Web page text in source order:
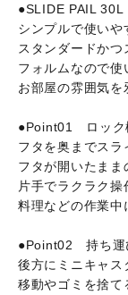
●SLIDE PAIL 30L
シンプルで使いや
スタンダードかつ
フォルムなので使
お部屋の雰囲気を
●Point01 ロック
フタを奥までスラ
フタが開いたま
片手でラクラク操
料理などの作業中
●Point02 持ち運
後方にミニキャス
移動やゴミを捨て